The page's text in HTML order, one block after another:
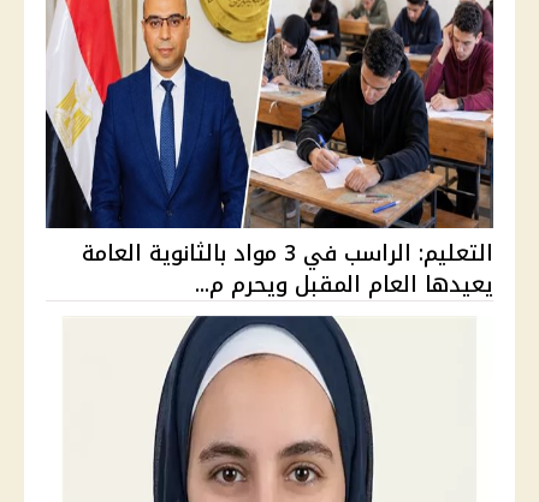
التعليم: الراسب في 3 مواد بالثانوية العامة
يعيدها العام المقبل ويحرم م...